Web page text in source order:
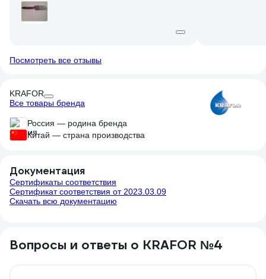
Посмотреть все отзывы
KRAFOR
Все товары бренда
Россия — родина бренда
Китай — страна производства
Документация
Сертификаты соответствия
Сертификат соответствия от 2023.03.09
Скачать всю документацию
Вопросы и ответы о KRAFOR №4